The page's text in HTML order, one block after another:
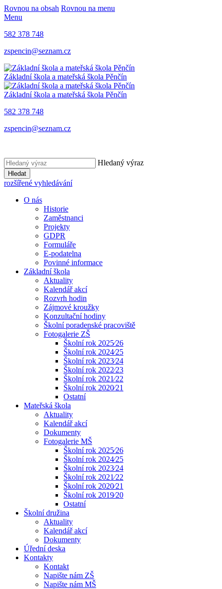
Rovnou na obsah Rovnou na menu
Menu
582 378 748
zspencin@seznam.cz
Základní škola a mateřská škola Pěnčín
Základní škola a mateřská škola Pěnčín
582 378 748
zspencin@seznam.cz
Hledaný výraz
Hledat
rozšířené vyhledávání
O nás
Historie
Zaměstnanci
Projekty
GDPR
Formuláře
E-podatelna
Povinné informace
Základní škola
Aktuality
Kalendář akcí
Rozvrh hodin
Zájmové kroužky
Konzultační hodiny
Školní poradenské pracoviště
Fotogalerie ZŠ
Školní rok 2025⁄26
Školní rok 2024⁄25
Školní rok 2023⁄24
Školní rok 2022⁄23
Školní rok 2021⁄22
Školní rok 2020⁄21
Ostatní
Mateřská škola
Aktuality
Kalendář akcí
Dokumenty
Fotogalerie MŠ
Školní rok 2025⁄26
Školní rok 2024⁄25
Školní rok 2023⁄24
Školní rok 2021⁄22
Školní rok 2020⁄21
Školní rok 2019⁄20
Ostatní
Školní družina
Aktuality
Kalendář akcí
Dokumenty
Úřední deska
Kontakty
Kontakt
Napište nám ZŠ
Napište nám MŠ